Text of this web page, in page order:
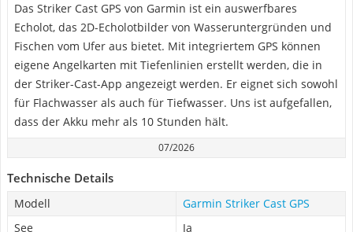
Das Striker Cast GPS von Garmin ist ein auswerfbares
Echolot, das 2D-Echolotbilder von Wasseruntergründen und
Fischen vom Ufer aus bietet. Mit integriertem GPS können
eigene Angelkarten mit Tiefenlinien erstellt werden, die in
der Striker-Cast-App angezeigt werden. Er eignet sich sowohl
für Flachwasser als auch für Tiefwasser. Uns ist aufgefallen,
dass der Akku mehr als 10 Stunden hält.
07/2026
Technische Details
Modell
Garmin Striker Cast GPS
See
Ja